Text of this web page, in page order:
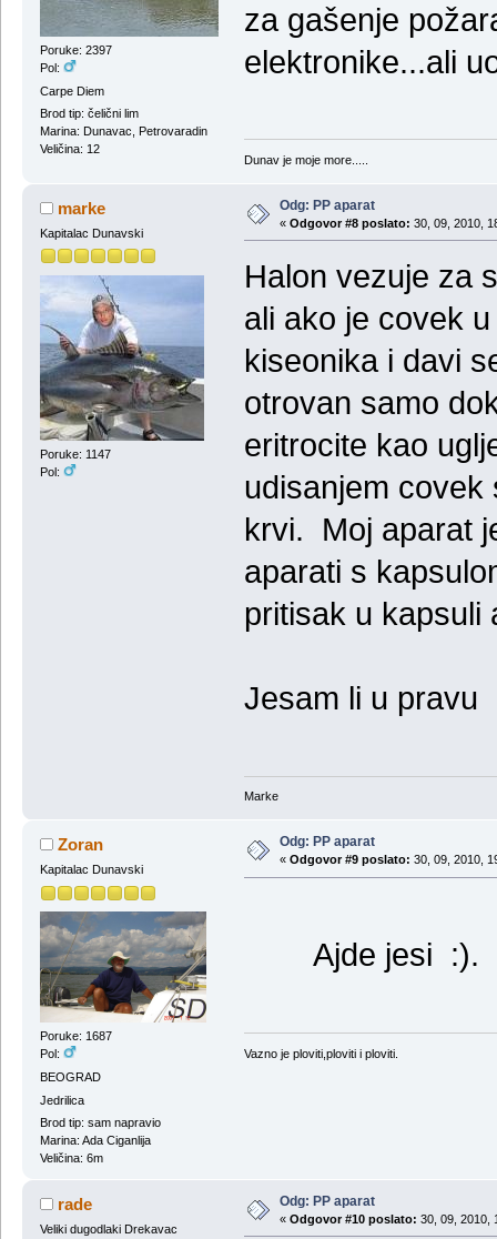
Poruke: 2397
Pol:
Carpe Diem
Brod tip: čelični lim
Marina: Dunavac, Petrovaradin
Veličina: 12
za gašenje
elektronike...ali
Dunav je moje more.....
marke
Kapitalac Dunavski
Poruke: 1147
Pol:
Odg: PP aparat
« Odgovor #8 poslato: 30, 09, 2010,
Halon vezuje za
ali ako je covek
kiseonika i davi
otrovan samo
eritrocite kao
udisanjem covek
krvi. Moj aparat
aparati s
pritisak u kapsuli
Jesam li u pravu
Marke
Zoran
Kapitalac Dunavski
Poruke: 1687
Pol:
BEOGRAD
Jedrilica
Brod tip: sam napravio
Marina: Ada Ciganlija
Veličina: 6m
Odg: PP aparat
« Odgovor #9 poslato: 30, 09, 2010,
Ajde jesi :).
Vazno je ploviti,ploviti i ploviti.
rade
Veliki dugodlaki Drekavac
Odg: PP aparat
« Odgovor #10 poslato: 30, 09, 2010,